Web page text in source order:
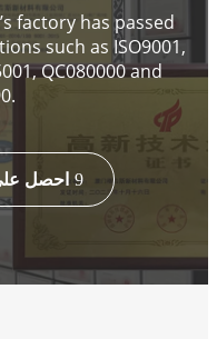
factory has passed
such as ISO9001,
QC080000 and
احصل